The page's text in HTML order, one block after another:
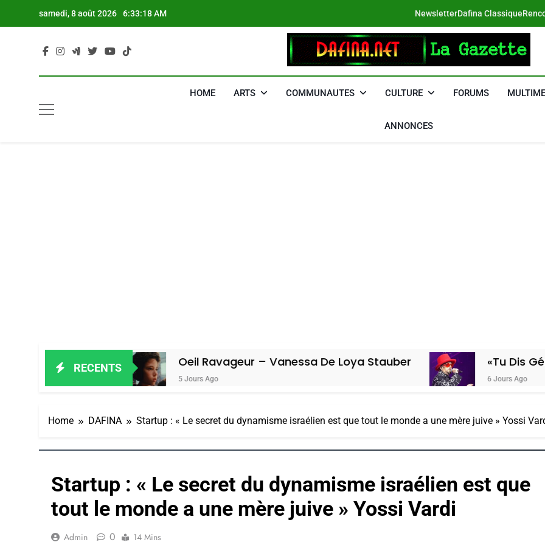
samedi, 8 août 2026 6:33:19 AM NewsletterDafina Classique
DAFINA
HOME ARTS COMMUNAUTES CULTURE FORUMS
ANNONCES
RECENTSOeil Ravageur – Vanessa De Loya Stauber
5 Jours Ago
«Tu Dis Génocide, Je
6 Jours Ago
Home DAFINA Startup : « Le secret du dynamisme israélien est que tout le monde a une mère juive » Yossi
Startup : « Le secret du dynamisme israélien est que
tout le monde a une mère juive » Yossi Vardi
Admin 0 14 Mins